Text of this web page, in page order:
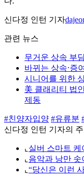
신다정 인턴 기자
관련 뉴스
무거운 상속 부
바뀌는 상속⋅증
시니어를 위한
美 클래리티 법
제동
#친양자입양 #유류분
신다정 인턴 기자의
⌞ 실버 스마트 케
⌞ 음악과 낭만 솟
⌞ “당신은 이런